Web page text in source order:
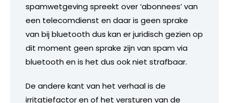
spamwetgeving spreekt over ‘abonnees’ van
een telecomdienst en daar is geen sprake
van bij bluetooth dus kan er juridisch gezien op
dit moment geen sprake zijn van spam via
bluetooth en is het dus ook niet strafbaar.
De andere kant van het verhaal is de
irritatiefactor en of het versturen van de